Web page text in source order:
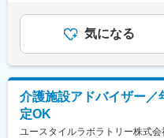
気になる
介護施設アドバイザー／
定OK
ユースタイルラボラトリー株式会